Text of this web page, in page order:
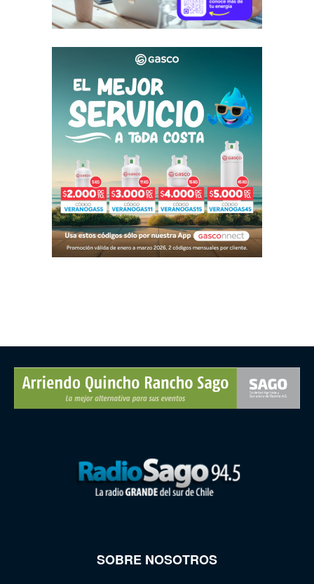
SOBRE NOSOTROS